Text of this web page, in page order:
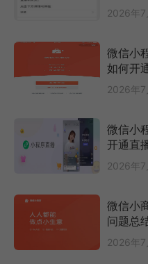
2026年7
微信小
如何开
2026年7
微信小
开通直
2026年7
微信小
问题总
2026年7